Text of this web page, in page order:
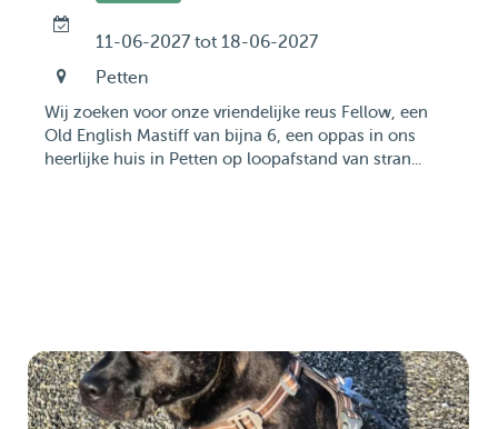
11-06-2027 tot 18-06-2027
Petten
Wij zoeken voor onze vriendelijke reus Fellow, een
Old English Mastiff van bijna 6, een oppas in ons
heerlijke huis in Petten op loopafstand van stran...